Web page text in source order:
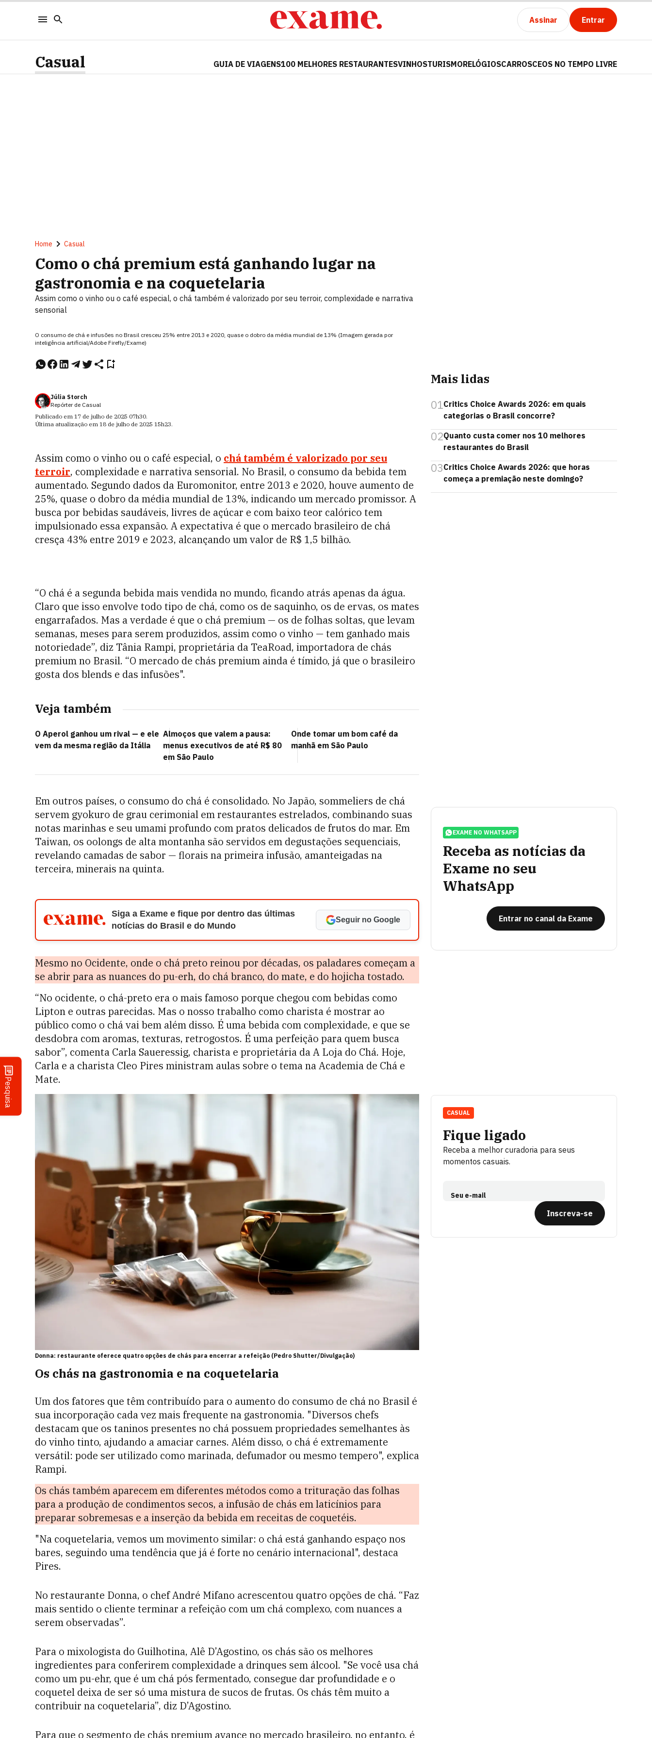
Assinar Entrar
Pesquisa
Casual GUIA DE VIAGENS100 MELHORES RESTAURANTESVINHOSTURISMORELÓGIOSCARROSCEOS NO TEMPO LIVRE
Home Casual
Como o chá premium está ganhando lugar na
gastronomia e na coquetelaria
Assim como o vinho ou o café especial, o chá também é valorizado por seu terroir, complexidade e narrativa
sensorial
O consumo de chá e infusões no Brasil cresceu 25% entre 2013 e 2020, quase o dobro da média mundial de 13% (Imagem gerada por
inteligência artificial/Adobe Firefly/Exame)
Júlia Storch
Repórter de Casual
Publicado em 17 de julho de 2025 07h30.
Última atualização em 18 de julho de 2025 15h23.
Assim como o vinho ou o café especial, o chá também é valorizado por seu
terroir, complexidade e narrativa sensorial. No Brasil, o consumo da bebida tem
aumentado. Segundo dados da Euromonitor, entre 2013 e 2020, houve aumento de
25%, quase o dobro da média mundial de 13%, indicando um mercado promissor. A
busca por bebidas saudáveis, livres de açúcar e com baixo teor calórico tem
impulsionado essa expansão. A expectativa é que o mercado brasileiro de chá
cresça 43% entre 2019 e 2023, alcançando um valor de R$ 1,5 bilhão.
“O chá é a segunda bebida mais vendida no mundo, ficando atrás apenas da água.
Claro que isso envolve todo tipo de chá, como os de saquinho, os de ervas, os mates
engarrafados. Mas a verdade é que o chá premium — os de folhas soltas, que levam
semanas, meses para serem produzidos, assim como o vinho — tem ganhado mais
notoriedade”, diz Tânia Rampi, proprietária da TeaRoad, importadora de chás
premium no Brasil. “O mercado de chás premium ainda é tímido, já que o brasileiro
gosta dos blends e das infusões".
Veja também
O Aperol ganhou um rival — e ele
vem da mesma região da Itália
Almoços que valem a pausa:
menus executivos de até R$ 80
em São Paulo
Onde tomar um bom café da
manhã em São Paulo
Em outros países, o consumo do chá é consolidado. No Japão, sommeliers de chá
servem gyokuro de grau cerimonial em restaurantes estrelados, combinando suas
notas marinhas e seu umami profundo com pratos delicados de frutos do mar. Em
Taiwan, os oolongs de alta montanha são servidos em degustações sequenciais,
revelando camadas de sabor — florais na primeira infusão, amanteigadas na
terceira, minerais na quinta.
Siga a Exame e fique por dentro das últimas
notícias do Brasil e do Mundo
Seguir no Google
Mesmo no Ocidente, onde o chá preto reinou por décadas, os paladares começam a
se abrir para as nuances do pu-erh, do chá branco, do mate, e do hojicha tostado.
“No ocidente, o chá-preto era o mais famoso porque chegou com bebidas como
Lipton e outras parecidas. Mas o nosso trabalho como charista é mostrar ao
público como o chá vai bem além disso. É uma bebida com complexidade, e que se
desdobra com aromas, texturas, retrogostos. É uma perfeição para quem busca
sabor”, comenta Carla Saueressig, charista e proprietária da A Loja do Chá. Hoje,
Carla e a charista Cleo Pires ministram aulas sobre o tema na Academia de Chá e
Mate.
Donna: restaurante oferece quatro opções de chás para encerrar a refeição (Pedro Shutter/Divulgação)
Os chás na gastronomia e na coquetelaria
Um dos fatores que têm contribuído para o aumento do consumo de chá no Brasil é
sua incorporação cada vez mais frequente na gastronomia. "Diversos chefs
destacam que os taninos presentes no chá possuem propriedades semelhantes às
do vinho tinto, ajudando a amaciar carnes. Além disso, o chá é extremamente
versátil: pode ser utilizado como marinada, defumador ou mesmo tempero", explica
Rampi.
Os chás também aparecem em diferentes métodos como a trituração das folhas
para a produção de condimentos secos, a infusão de chás em laticínios para
preparar sobremesas e a inserção da bebida em receitas de coquetéis.
"Na coquetelaria, vemos um movimento similar: o chá está ganhando espaço nos
bares, seguindo uma tendência que já é forte no cenário internacional", destaca
Pires.
No restaurante Donna, o chef André Mifano acrescentou quatro opções de chá. “Faz
mais sentido o cliente terminar a refeição com um chá complexo, com nuances a
serem observadas”.
Para o mixologista do Guilhotina, Alê D’Agostino, os chás são os melhores
ingredientes para conferirem complexidade a drinques sem álcool. "Se você usa chá
como um pu-ehr, que é um chá pós fermentado, consegue dar profundidade e o
coquetel deixa de ser só uma mistura de sucos de frutas. Os chás têm muito a
contribuir na coquetelaria”, diz D’Agostino.
Para que o segmento de chás premium avance no mercado brasileiro, no entanto, é
Mais lidas
01Critics Choice Awards 2026: em quais
categorias o Brasil concorre?
02Quanto custa comer nos 10 melhores
restaurantes do Brasil
03Critics Choice Awards 2026: que horas
começa a premiação neste domingo?
EXAME NO WHATSAPP
Receba as notícias da
Exame no seu
WhatsApp
Entrar no canal da Exame
Fique ligado
Receba a melhor curadoria para seus
momentos casuais.
Seu e-mail
Inscreva-se
CASUAL